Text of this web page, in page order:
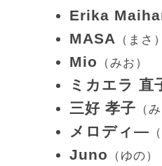
Erika
MASA （まさ
Mio （みお）
ミカエラ 直
三好 孝子 （
メロディ―
Juno （ゆの）